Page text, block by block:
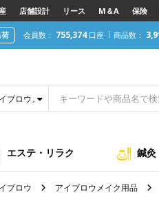
店舗設計 リース M＆A 保険
会員数： 755,374 口座 商品数：
ブロウメイク用品
エステ・リラク 鍼灸
ブロウ アイブロウメイク用品